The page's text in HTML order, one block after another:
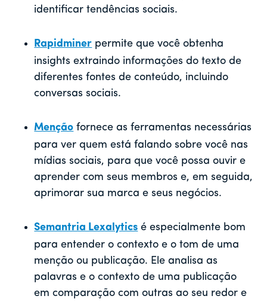
identificar tendências sociais.
Rapidminer permite que você obtenha
insights extraindo informações do texto de
diferentes fontes de conteúdo, incluindo
conversas sociais.
Menção fornece as ferramentas necessárias
para ver quem está falando sobre você nas
mídias sociais, para que você possa ouvir e
aprender com seus membros e, em seguida,
aprimorar sua marca e seus negócios.
Semantria Lexalytics é especialmente bom
para entender o contexto e o tom de uma
menção ou publicação. Ele analisa as
palavras e o contexto de uma publicação
em comparação com outras ao seu redor e